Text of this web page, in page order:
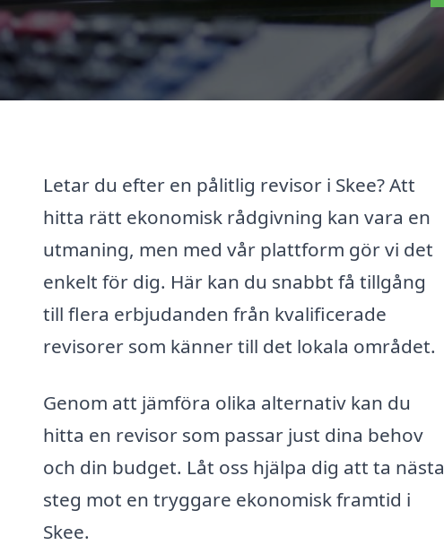
Letar du efter en pålitlig revisor i Skee? Att
hitta rätt ekonomisk rådgivning kan vara en
utmaning, men med vår plattform gör vi det
enkelt för dig. Här kan du snabbt få tillgång
till flera erbjudanden från kvalificerade
revisorer som känner till det lokala området.
Genom att jämföra olika alternativ kan du
hitta en revisor som passar just dina behov
och din budget. Låt oss hjälpa dig att ta nästa
steg mot en tryggare ekonomisk framtid i
Skee.